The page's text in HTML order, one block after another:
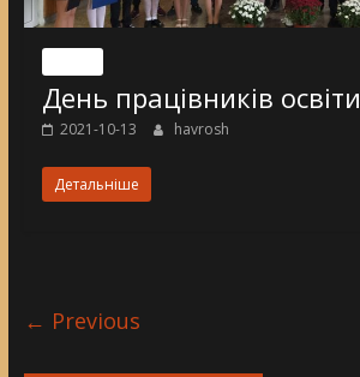
День працівників освіти
2021-10-13 havrosh
Детальніше
← Previous